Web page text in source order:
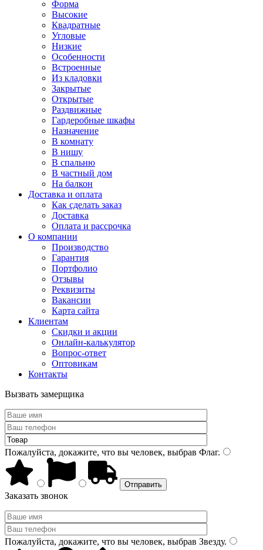
Форма
Высокие
Квадратные
Угловые
Низкие
Особенности
Встроенные
Из кладовки
Закрытые
Открытые
Раздвижные
Гардеробные шкафы
Назначение
В комнату
В нишу
В спальню
В частный дом
На балкон
Доставка и оплата
Как сделать заказ
Доставка
Оплата и рассрочка
О компании
Производство
Гарантия
Портфолио
Отзывы
Реквизиты
Вакансии
Карта сайта
Клиентам
Скидки и акции
Онлайн-калькулятор
Вопрос-ответ
Оптовикам
Контакты
Вызвать замерщика
Пожалуйста, докажите, что вы человек, выбрав Флаг.
Заказать звонок
Пожалуйста, докажите, что вы человек, выбрав Звезду.